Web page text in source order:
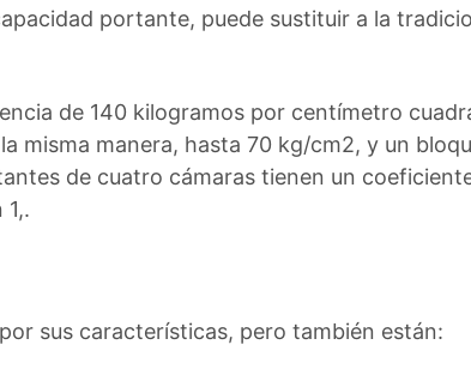
portante, puede sustituir a la
de 140 kilogramos por centímetro
misma manera, hasta 70 kg/cm2, y un
de cuatro cámaras tienen un
sus características, pero también están: